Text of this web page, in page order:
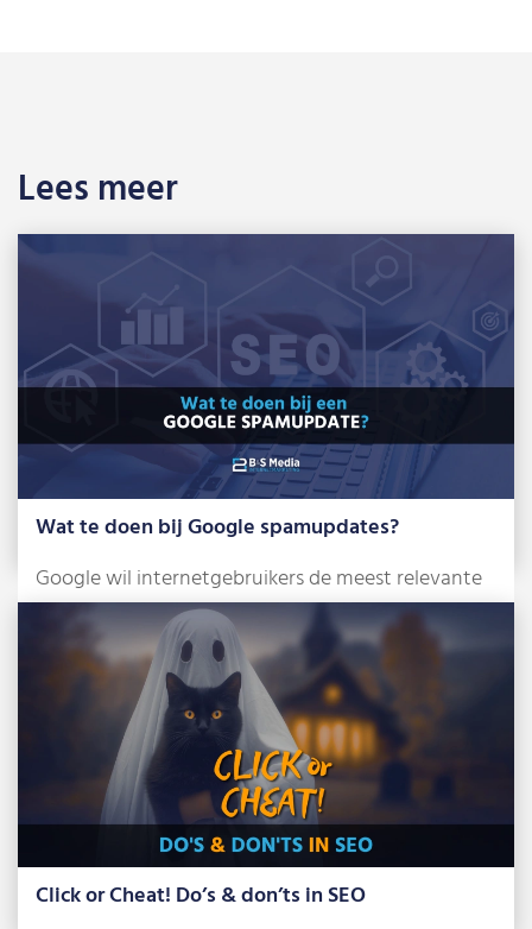
Lees meer
Wat te doen bij Google spamupdates?
Google wil internetgebruikers de meest relevante
en betrouwbare zoekresultaten tonen. Om dat te
bereiken, […]
Lees meer »
Click or Cheat! Do’s & don’ts in SEO